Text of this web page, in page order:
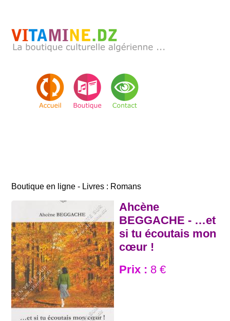
Boutique en ligne - Livres : Romans
Ahcène
BEGGACHE - …et
si tu écoutais mon
cœur !
Prix : 8 €